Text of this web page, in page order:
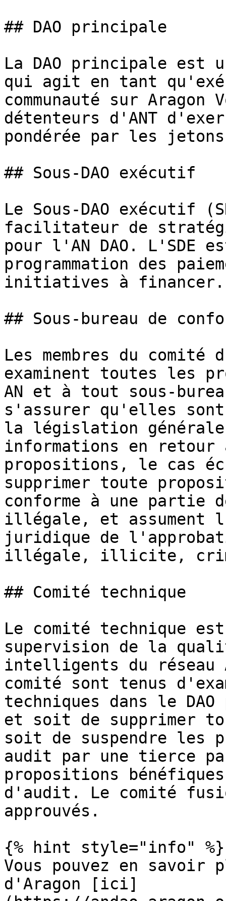
## DAO principale
La DAO principale est
qui agit en tant
communauté sur
détenteurs d'ANT
pondérée par les
## Sous-DAO exécutif
Le Sous-DAO exécutif
facilitateur de
pour l'AN DAO. L'SDE
programmation des
initiatives à financer.
## Sous-bureau de
Les membres du comité
examinent toutes les
AN et à tout sous-
s'assurer qu'elles
la législation
informations en retour
propositions, le cas
supprimer toute
conforme à une partie
illégale, et assument
juridique de
illégale, illicite,
## Comité technique
Le comité technique
supervision de la
intelligents du réseau
comité sont tenus
techniques dans le
et soit de supprimer
soit de suspendre les
audit par une tierce
propositions
d'audit. Le comité
approuvés.
{% hint style="info" %}
Vous pouvez en
d'Aragon [ici]